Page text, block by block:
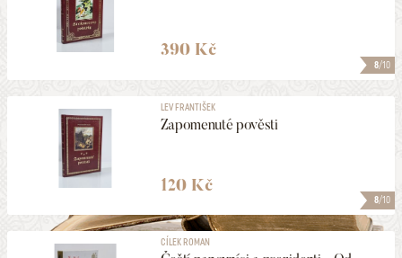
8/10
390 Kč
8/10
LEV FRANTIŠEK
Zapomenuté pověsti
120 Kč
CÍLEK ROMAN